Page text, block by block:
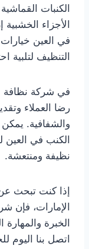
الكنبات
الأجزاء
في العين
التنظيف لتلبية
في شركة نظافة
رضا العملاء
والشفافية.
الكنب في العين
نظيفة ومنتعشة.
إذا كنت تبحث
الإمارات، فإن
الخبرة والمهارة
اتصل بنا اليوم